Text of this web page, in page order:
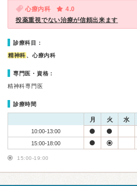
心療内科
4.0
投薬重視でない治療が信頼出来ます
診療科目：
精神科 、心療内科
専門医・資格：
精神科専門医
診療時間
月 火 水
10:00-13:00
15:00-18:00
15:00-19:00